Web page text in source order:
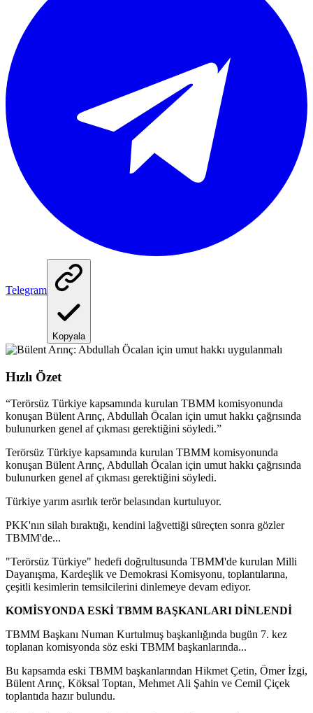
Telegram
Kopyala
Hızlı Özet
“Terörsüz Türkiye kapsamında kurulan TBMM komisyonunda
konuşan Bülent Arınç, Abdullah Öcalan için umut hakkı çağrısında
bulunurken genel af çıkması gerektiğini söyledi.”
Terörsüz Türkiye kapsamında kurulan TBMM komisyonunda
konuşan Bülent Arınç, Abdullah Öcalan için umut hakkı çağrısında
bulunurken genel af çıkması gerektiğini söyledi.
Türkiye yarım asırlık terör belasından kurtuluyor.
PKK'nın silah bıraktığı, kendini lağvettiği süreçten sonra gözler
TBMM'de...
"Terörsüz Türkiye" hedefi doğrultusunda TBMM'de kurulan Milli
Dayanışma, Kardeşlik ve Demokrasi Komisyonu, toplantılarına,
çeşitli kesimlerin temsilcilerini dinlemeye devam ediyor.
KOMİSYONDA ESKİ TBMM BAŞKANLARI DİNLENDİ
TBMM Başkanı Numan Kurtulmuş başkanlığında bugün 7. kez
toplanan komisyonda söz eski TBMM başkanlarında...
Bu kapsamda eski TBMM başkanlarından Hikmet Çetin, Ömer İzgi,
Bülent Arınç, Köksal Toptan, Mehmet Ali Şahin ve Cemil Çiçek
toplantıda hazır bulundu.